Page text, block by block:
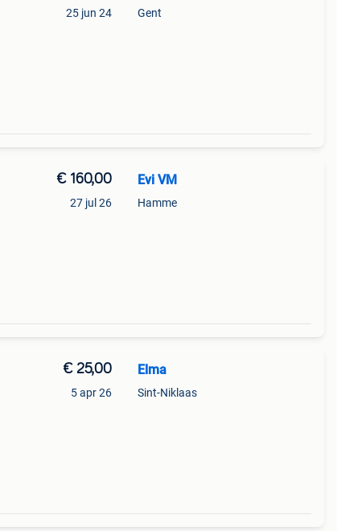
25 jun 24 Gent
€ 160,00
27 jul 26
Evi VM
Hamme
€ 25,00
5 apr 26
Elma
Sint-Niklaas